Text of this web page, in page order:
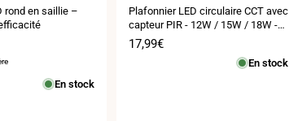
rond en saillie –
En stock
:Plafonnier LED circulaire CCT avec
capteur PIR - 12W / 15W / 18W -
Diamètre réglable - En saillie /
encastré - IP54
Prix
17,99€
En stock